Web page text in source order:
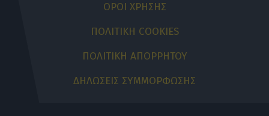
ΟΡΟΙ ΧΡΗΣΗΣ
ΠΟΛΙΤΙΚΗ COOKIES
ΠΟΛΙΤΙΚΗ ΑΠΟΡΡΗΤΟΥ
ΔΗΛΩΣΕΙΣ ΣΥΜΜΟΡΦΩΣΗΣ